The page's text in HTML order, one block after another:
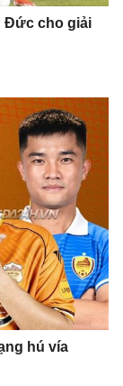
Đức cho giải
hú vía